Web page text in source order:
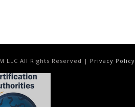
LLC All Rights Reserved | Privacy Policy